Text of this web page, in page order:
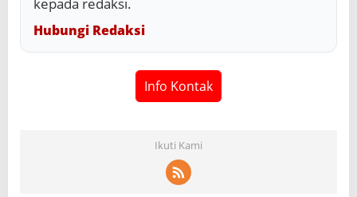
Hubungi Redaksi
Info Kontak
Ikuti Kami